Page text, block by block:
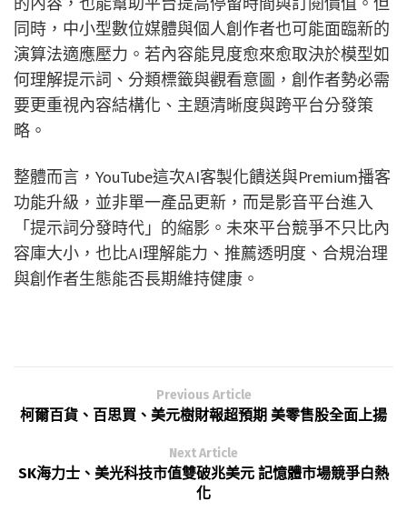
同時，中小型數位媒體與個人創作者也可能面臨新的
演算法適應壓力。若內容能見度愈來愈取決於模型如
何理解提示詞、分類標籤與觀看意圖，創作者勢必需
要更重視內容結構化、主題清晰度與跨平台分發策
略。
整體而言，YouTube這次AI客製化饋送與Premium播客
功能升級，並非單一產品更新，而是影音平台進入
「提示詞分發時代」的縮影。未來平台競爭不只比內
容庫大小，也比AI理解能力、推薦透明度、合規治理
與創作者生態能否長期維持健康。
Previous Article
柯爾百貨、百思買、美元樹財報超預期 美零售股全面上揚
Next Article
SK海力士、美光科技市值雙破兆美元 記憶體市場競爭白熱
化